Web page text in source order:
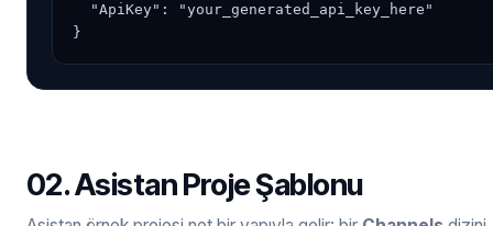
  "ApiKey": "your_generated_api_key_here"
}
02. Asistan Proje Şablonu